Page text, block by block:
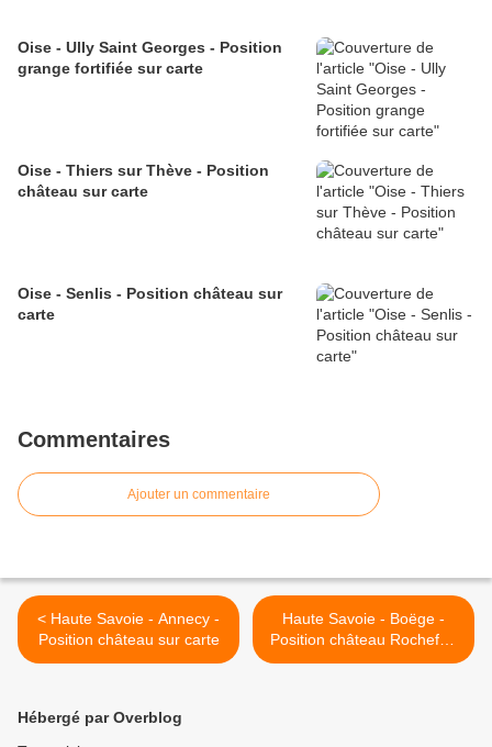
Oise - Ully Saint Georges - Position
grange fortifiée sur carte
Oise - Thiers sur Thève - Position
château sur carte
Oise - Senlis - Position château sur
carte
Commentaires
Ajouter un commentaire
< Haute Savoie - Annecy -
Position château sur carte
Haute Savoie - Boëge -
Position château Rochefort
sur carte >
Hébergé par Overblog